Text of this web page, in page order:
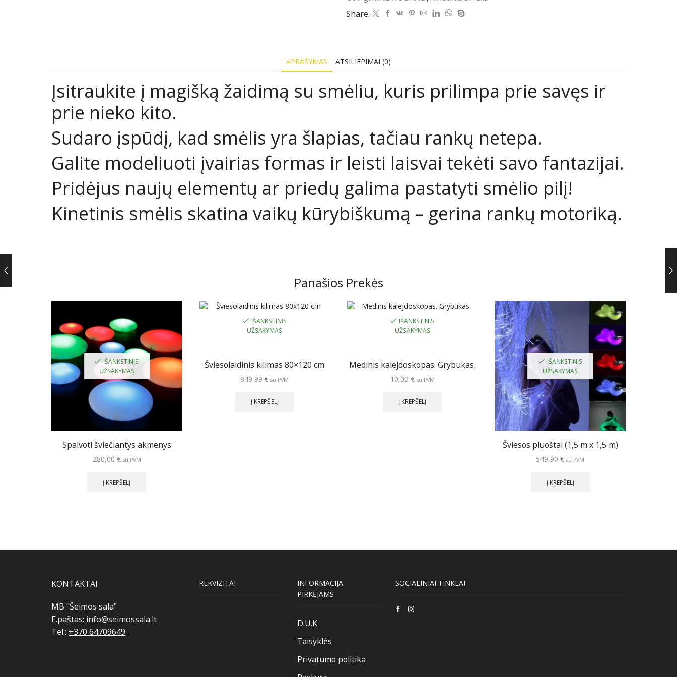
SAND,
907
Share:
APRAŠYMAS ATSILIEPIMAI (0)
Įsitraukite į magišką žaidimą su smėliu, kuris prilimpa prie savęs ir
prie nieko kito.
Sudaro įspūdį, kad smėlis yra šlapias, tačiau rankų netepa.
Galite modeliuoti įvairias formas ir leisti laisvai tekėti savo fantazijai.
Pridėjus naujų elementų ar priedų galima pastatyti smėlio pilį!
Kinetinis smėlis skatina vaikų kūrybiškumą – gerina rankų motoriką.
Panašios Prekės
IŠANKSTINIS
UŽSAKYMAS
Spalvoti šviečiantys akmenys
280,00 € su PVM
Į KREPŠELĮ
IŠANKSTINIS
UŽSAKYMAS
Šviesolaidinis kilimas 80×120 cm
849,99€ su PVM
Į KREPŠELĮ
IŠANKSTINIS
UŽSAKYMAS
Medinis kalejdoskopas. Grybukas.
10,00 € su PVM
Į KREPŠELĮ
IŠANKSTINIS
UŽSAKYMAS
Šviesos pluoštai (1,5 m x 1,5 m)
549,90€ su PVM
Į KREPŠELĮ
KONTAKTAI
MB "Šeimos sala"
E.paštas: info@seimossala.lt
Tel.: +370 64709649
REKVIZITAI
INFORMACIJA
PIRKĖJAMS
D.U.K
Taisyklės
Privatumo politika
SOCIALINIAI TINKLAI
FacebookInstagram